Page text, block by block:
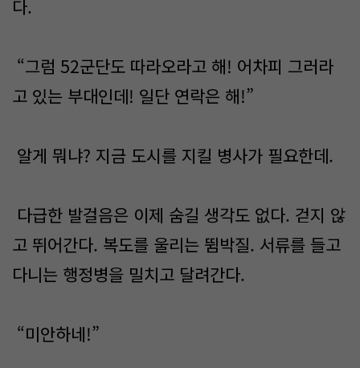
다.
“그럼 52군단도 따라오라고 해! 어차피 그러라
고 있는 부대인데! 일단 연락은 해!”
알게 뭐냐? 지금 도시를 지킬 병사가 필요한데.
다급한 발걸음은 이제 숨길 생각도 없다. 걷지 않
고 뛰어간다. 복도를 울리는 뜀박질. 서류를 들고
다니는 행정병을 밀치고 달려간다.
“미안하네!”